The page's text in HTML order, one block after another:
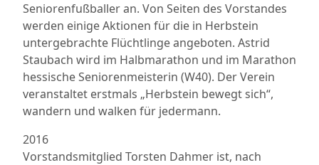
Seniorenfußballer an. Von Seiten des Vorstandes
werden einige Aktionen für die in Herbstein
untergebrachte Flüchtlinge angeboten. Astrid
Staubach wird im Halbmarathon und im Marathon
hessische Seniorenmeisterin (W40). Der Verein
veranstaltet erstmals „Herbstein bewegt sich“,
wandern und walken für jedermann.
2016
Vorstandsmitglied Torsten Dahmer ist, nach